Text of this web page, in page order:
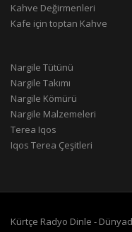
Kahve Değirmenleri
Kafe için toptan Kahve
Nargile Tütünü
Nargile Takımı
Nargile Kömürü
Nargile Malzemeleri
Terea Iqos
Iqos Terea Çeşitleri
Kürtçe Radyo Dinle -